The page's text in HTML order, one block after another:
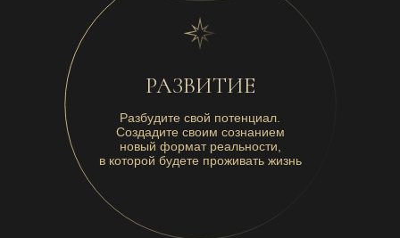
Разбудите свой потенциал.
Создадите своим сознанием
новый формат реальности,
в которой будете проживать жизнь
РАЗВИТИЕ